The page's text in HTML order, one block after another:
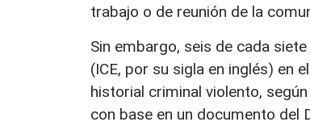
trabajo o de reunión de la
Sin embargo, seis de cada
(ICE, por su sigla en inglés) en
historial criminal violento,
con base en un documento del